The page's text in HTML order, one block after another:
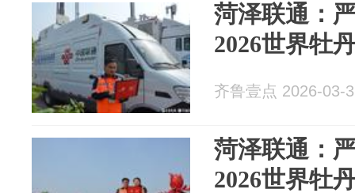
菏泽联通：
2026世界牡
齐鲁壹点 2026-03-
菏泽联通：
2026世界牡